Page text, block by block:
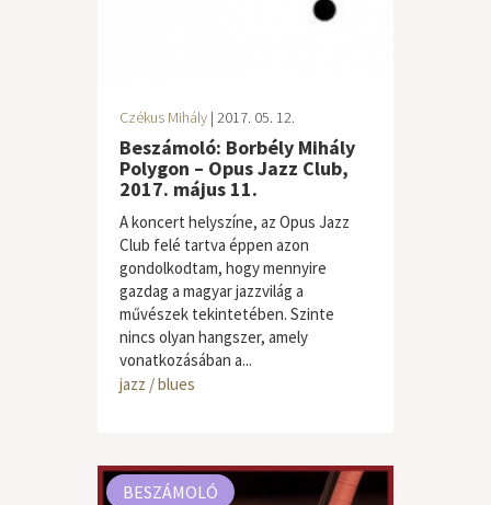
Czékus Mihály | 2017. 05. 12.
Beszámoló: Borbély Mihály
Polygon – Opus Jazz Club,
2017. május 11.
A koncert helyszíne, az Opus Jazz
Club felé tartva éppen azon
gondolkodtam, hogy mennyire
gazdag a magyar jazzvilág a
művészek tekintetében. Szinte
nincs olyan hangszer, amely
vonatkozásában a...
jazz / blues
BESZÁMOLÓ